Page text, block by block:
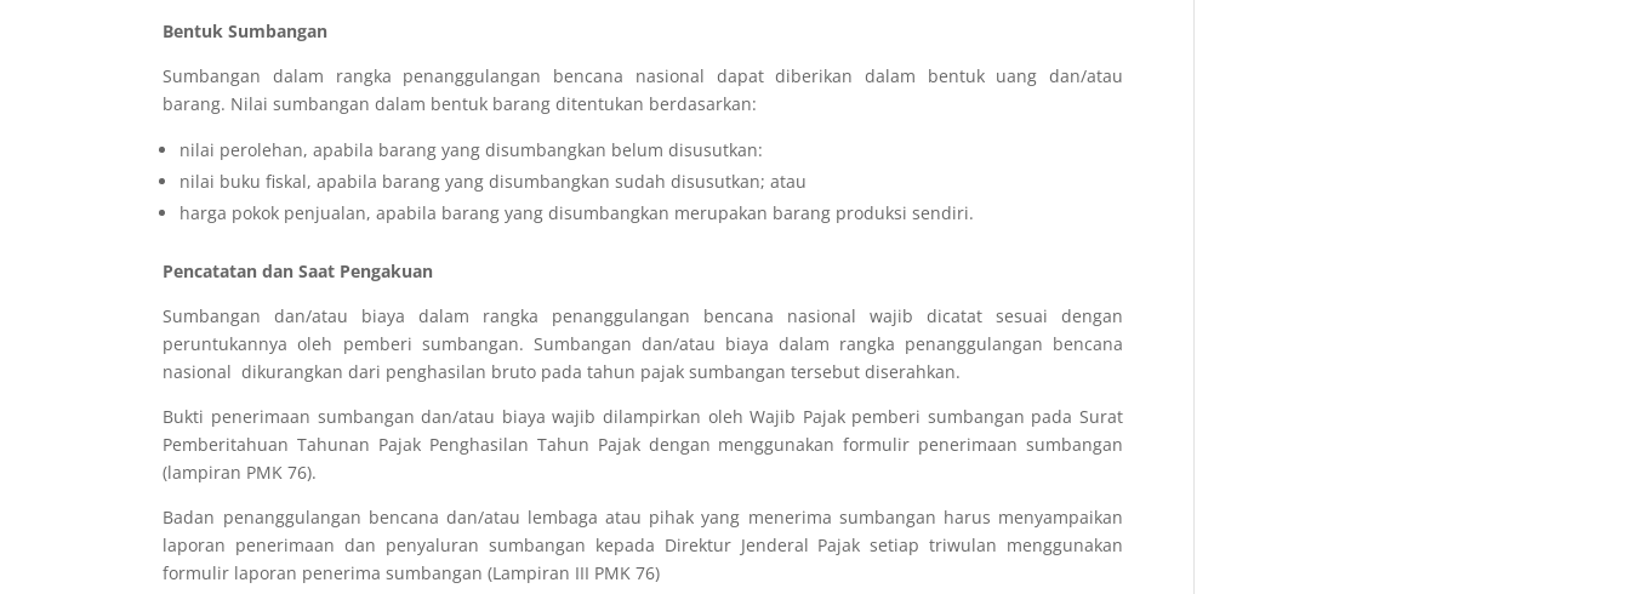
Bentuk Sumbangan
Sumbangandalam rangka penanggulangan bencana nasional dapat diberikan dalam bentuk uang dan/atau
barang. Nilai sumbangan dalam bentuk barang ditentukan berdasarkan:
nilai perolehan, apabila barang yang disumbangkan belum disusutkan:
nilai buku fiskal, apabila barang yang disumbangkan sudah disusutkan; atau
harga pokok penjualan, apabila barang yang disumbangkan merupakan barang produksi sendiri.
Pencatatan dan Saat Pengakuan
Sumbangan dan/atau biaya dalam rangka penanggulangan bencana nasional wajib dicatat sesuai dengan
peruntukannya oleh pemberi sumbangan. Sumbangan dan/atau biaya dalam rangka penanggulangan bencana
nasional dikurangkan dari penghasilan bruto pada tahun pajak sumbangan tersebut diserahkan.
Bukti penerimaan sumbangan dan/atau biaya wajib dilampirkan oleh Wajib Pajak pemberi sumbangan pada Surat
Pemberitahuan Tahunan Pajak Penghasilan Tahun Pajak dengan menggunakan formulir penerimaan sumbangan
(lampiran PMK 76).
Badan penanggulangan bencana dan/atau lembaga atau pihak yang menerima sumbangan harus menyampaikan
laporan penerimaan dan penyaluran sumbangan kepada Direktur Jenderal Pajak setiap triwulan menggunakan
formulir laporan penerima sumbangan (Lampiran III PMK 76)